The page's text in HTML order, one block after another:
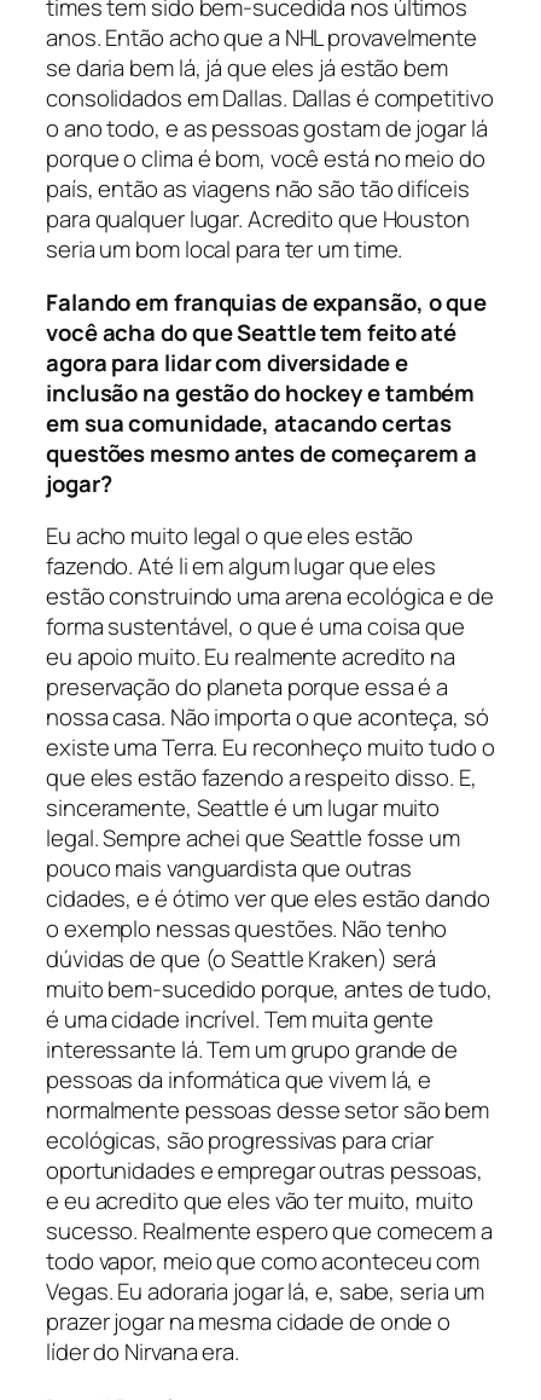
times tem sido bem-sucedida nos últimos
anos. Então acho que a NHL provavelmente
se daria bem lá, já que eles já estão bem
consolidados em Dallas. Dallas é competitivo
o ano todo, e as pessoas gostam de jogar lá
porque o clima é bom, você está no meio do
país, então as viagens não são tão difíceis
para qualquer lugar. Acredito que Houston
seria um bom local para ter um time.
Falando em franquias de expansão, o que
você acha do que Seattle tem feito até
agora para lidar com diversidade e
inclusão na gestão do hockey e também
em sua comunidade, atacando certas
questões mesmo antes de começarem a
jogar?
Eu acho muito legal o que eles estão
fazendo. Até li em algum lugar que eles
estão construindo uma arena ecológica e de
forma sustentável, o que é uma coisa que
eu apoio muito. Eu realmente acredito na
preservação do planeta porque essa é a
nossa casa. Não importa o que aconteça, só
existe uma Terra. Eu reconheço muito tudo o
que eles estão fazendo a respeito disso. E,
sinceramente, Seattle é um lugar muito
legal. Sempre achei que Seattle fosse um
pouco mais vanguardista que outras
cidades, e é ótimo ver que eles estão dando
o exemplo nessas questões. Não tenho
dúvidas de que (o Seattle Kraken) será
muito bem-sucedido porque, antes de tudo,
é uma cidade incrível. Tem muita gente
interessante lá. Tem um grupo grande de
pessoas da informática que vivem lá, e
normalmente pessoas desse setor são bem
ecológicas, são progressivas para criar
oportunidades e empregar outras pessoas,
e eu acredito que eles vão ter muito, muito
sucesso. Realmente espero que comecem a
todo vapor, meio que como aconteceu com
Vegas. Eu adoraria jogar lá, e, sabe, seria um
prazer jogar na mesma cidade de onde o
líder do Nirvana era.